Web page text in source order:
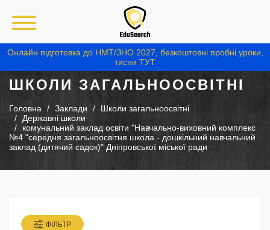
Онлайн підготовка до НМТ/ЗНО 2027, безкоштовні пробні уроки,
тисни ТУТ
ШКОЛИ ЗАГАЛЬНООСВІТНІ
Головна Заклади
Школи загальноосвітні
Державні школи
комунальний заклад освіти "Навчально-виховний комплекс
№4 "середня загальноосвітня школа - дошкільний навчальний
заклад (дитячий садок)" Дніпровської міської ради
ФІЛЬТР